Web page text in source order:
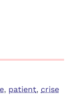
, patient, crise